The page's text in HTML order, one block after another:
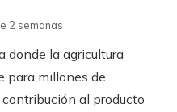
2 semanas
donde la agricultura
para millones de
contribución al producto